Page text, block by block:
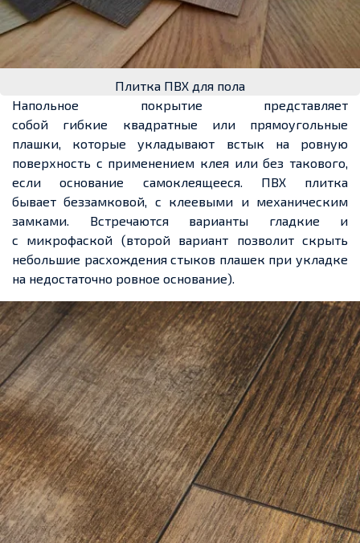
Плитка ПВХ для пола
Напольное покрытие представляет
собой гибкие квадратные или прямоугольные
плашки, которые укладывают встык на ровную
поверхность с применением клея или без такового,
если основание самоклеящееся. ПВХ плитка
бываетбеззамковой, с клеевыми и механическим
замками. Встречаются варианты гладкие и
с микрофаской (второй вариант позволит скрыть
небольшие расхождения стыков плашек при укладке
на недостаточно ровное основание).